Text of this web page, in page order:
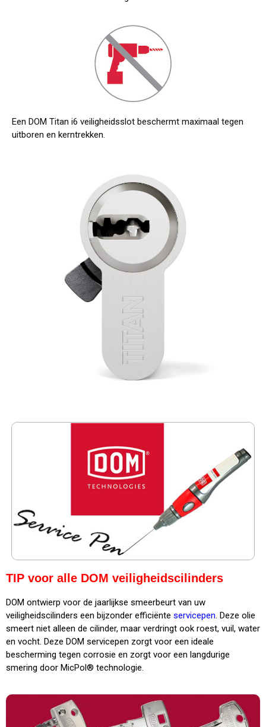
Een DOM Titan i6 veiligheidsslot beschermt maximaal tegen
uitboren en kerntrekken.
TIP voor alle DOM veiligheidscilinders
DOM ontwierp voor de jaarlijkse smeerbeurt van uw
veiligheidscilinders een bijzonder efficiënte servicepen . Deze olie
smeert niet alleen de cilinder, maar verdringt ook roest, vuil, water
en vocht. Deze DOM servicepen zorgt voor een ideale
bescherming tegen corrosie en zorgt voor een langdurige
smering door MicPol® technologie.